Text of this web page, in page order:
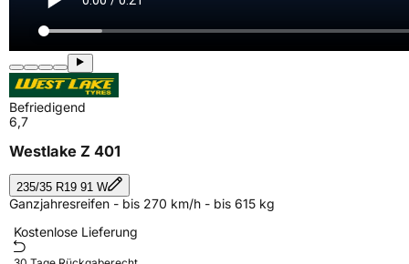
Befriedigend
6,7
Westlake Z 401
235/35 R19 91 W
Ganzjahresreifen - bis 270 km/h - bis 615 kg
Kostenlose Lieferung